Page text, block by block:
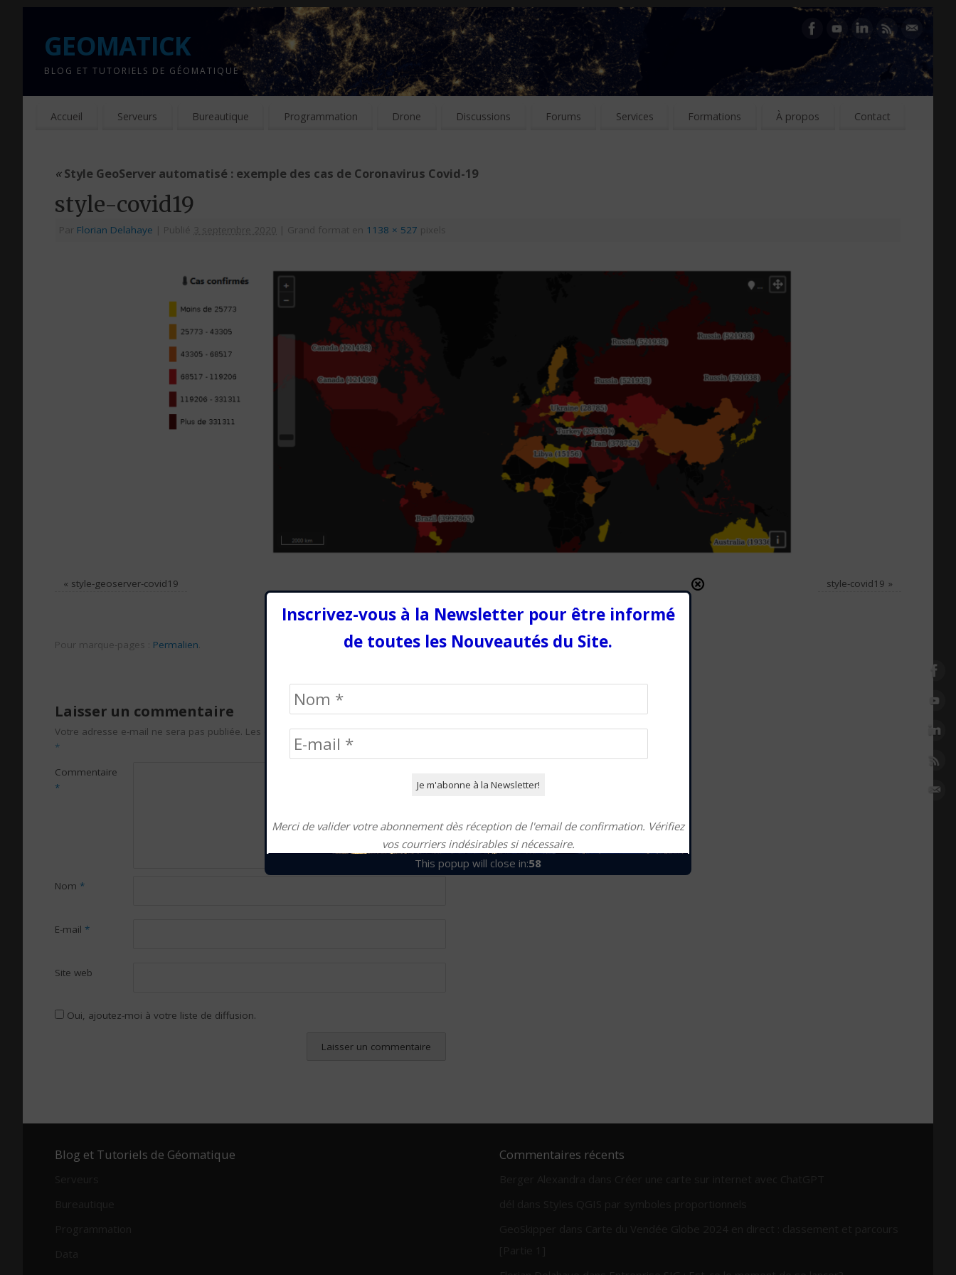
GEOMATICK
BLOG ET TUTORIELS DE GÉOMATIQUE
Accueil Serveurs Bureautique Programmation Drone Discussions Forums Services Formations À propos Contact
«Style GeoServer automatisé : exemple des cas de Coronavirus Covid-19
style-covid19
Par Florian Delahaye | Publié 3 septembre 2020 | Grand format en 1138 × 527 pixels
« style-geoserver-covid19 style-covid19 »
Pour marque-pages : Permalien
Laisser un commentaire
Votre adresse e-mail ne sera pas publiée. Les champs obligatoires sont indiqués avec
*
Commentaire
*
Nom *
E-mail *
Site web
Oui, ajoutez-moi à votre liste de diffusion.
Blog et Tutoriels de Géomatique Commentaires récents
This popup will close in:58
Inscrivez-vous à la Newsletter pour être informé
de toutes les Nouveautés du Site.
Merci de valider votre abonnement dès réception de l'email de confirmation. Vérifiez
vos courriers indésirables si nécessaire.